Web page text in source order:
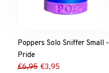
Poppers Solo Sniffer Small -
Pride
€6,95 €3,95